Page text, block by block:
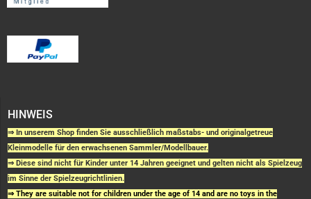
HINWEIS
⇒ In unserem Shop finden Sie ausschließlich maßstabs- und originalgetreue
Kleinmodelle für den erwachsenen Sammler/Modellbauer.
⇒ Diese sind nicht für Kinder unter 14 Jahren geeignet und gelten nicht als Spielzeug
im Sinne der Spielzeugrichtlinien.
⇒ They are suitable not for children under the age of 14 and are no toys in the